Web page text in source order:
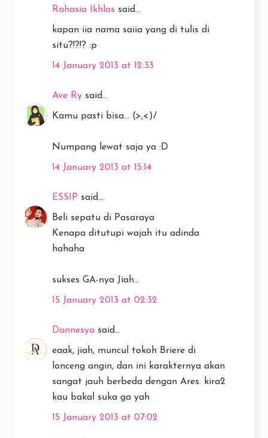
Rahasia Ikhlas said...
kapan iia nama saiia yang di tulis di
situ?!?!? :p
14 January 2013 at 12:33
Ave Ry said...
Kamu pasti bisa... (>,<)/
Numpang lewat saja ya :D
14 January 2013 at 15:14
ESSIP said...
Beli sepatu di Pasaraya
Kenapa ditutupi wajah itu adinda
hahaha
sukses GA-nya Jiah...
15 January 2013 at 02:32
Dannesya said...
eaak, jiah, muncul tokoh Briere di
lonceng angin, dan ini karakternya akan
sangat jauh berbeda dengan Ares. kira2
kau bakal suka ga yah
15 January 2013 at 07:02